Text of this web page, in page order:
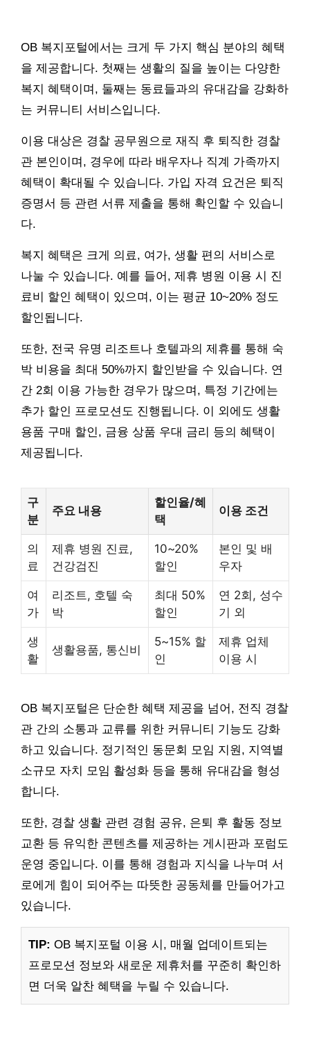
OB 복지포털에서는 크게 두 가지 핵심 분야의 혜택
을 제공합니다. 첫째는 생활의 질을 높이는 다양한
복지 혜택이며, 둘째는 동료들과의 유대감을 강화하
는 커뮤니티 서비스입니다.
이용 대상은 경찰 공무원으로 재직 후 퇴직한 경찰
관 본인이며, 경우에 따라 배우자나 직계 가족까지
혜택이 확대될 수 있습니다. 가입 자격 요건은 퇴직
증명서 등 관련 서류 제출을 통해 확인할 수 있습니
다.
복지 혜택은 크게 의료, 여가, 생활 편의 서비스로
나눌 수 있습니다. 예를 들어, 제휴 병원 이용 시 진
료비 할인 혜택이 있으며, 이는 평균 10~20% 정도
할인됩니다.
또한, 전국 유명 리조트나 호텔과의 제휴를 통해 숙
박 비용을 최대 50%까지 할인받을 수 있습니다. 연
간 2회 이용 가능한 경우가 많으며, 특정 기간에는
추가 할인 프로모션도 진행됩니다. 이 외에도 생활
용품 구매 할인, 금융 상품 우대 금리 등의 혜택이
제공됩니다.
구
분
주요 내용
할인율/혜
택
이용 조건
의
료
제휴 병원 진료,
건강검진
10~20%
할인
본인 및 배
우자
여
가
리조트, 호텔 숙
박
최대 50%
할인
연 2회, 성수
기 외
생
활
생활용품, 통신비
5~15% 할
인
제휴 업체
이용 시
OB 복지포털은 단순한 혜택 제공을 넘어, 전직 경찰
관 간의 소통과 교류를 위한 커뮤니티 기능도 강화
하고 있습니다. 정기적인 동문회 모임 지원, 지역별
소규모 자치 모임 활성화 등을 통해 유대감을 형성
합니다.
또한, 경찰 생활 관련 경험 공유, 은퇴 후 활동 정보
교환 등 유익한 콘텐츠를 제공하는 게시판과 포럼도
운영 중입니다. 이를 통해 경험과 지식을 나누며 서
로에게 힘이 되어주는 따뜻한 공동체를 만들어가고
있습니다.
TIP: OB 복지포털 이용 시, 매월 업데이트되는
프로모션 정보와 새로운 제휴처를 꾸준히 확인하
면 더욱 알찬 혜택을 누릴 수 있습니다.